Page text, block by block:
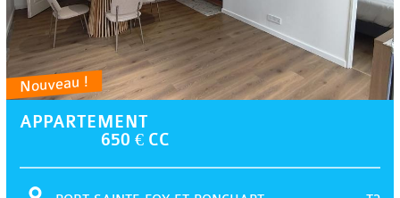
Nouveau !
APPARTEMENT
650 € CC